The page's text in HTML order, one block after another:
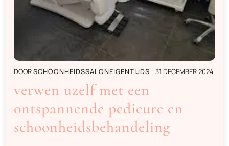
DOORSCHOONHEIDSSALONEIGENTIJDS 31 DECEMBER 2024
verwen uzelf met een
ontspannende pedicure en
schoonheidsbehandeling